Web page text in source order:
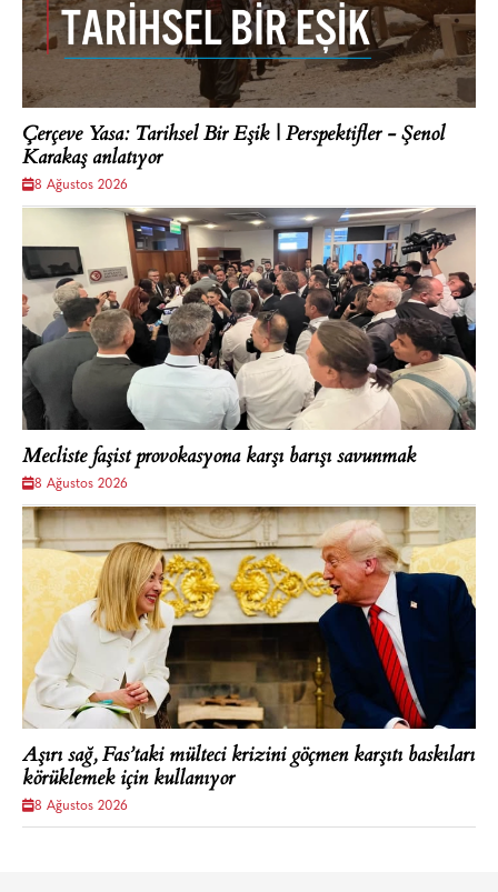
Çerçeve Yasa: Tarihsel Bir Eşik | Perspektifler - Şenol
Karakaş anlatıyor
8 Ağustos 2026
Mecliste faşist provokasyona karşı barışı savunmak
8 Ağustos 2026
Aşırı sağ, Fas’taki mülteci krizini göçmen karşıtı baskıları
körüklemek için kullanıyor
8 Ağustos 2026